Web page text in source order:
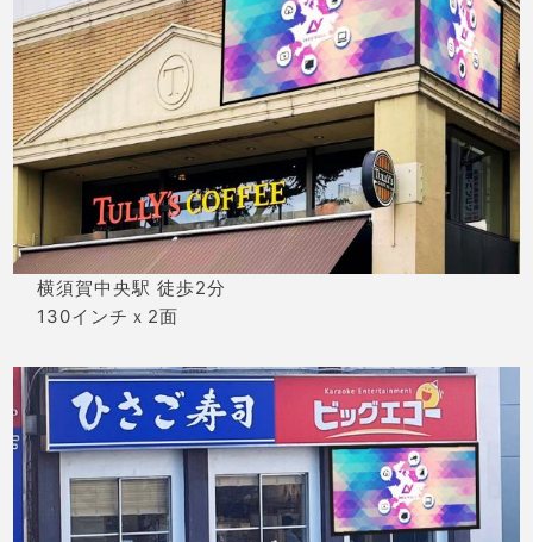
横須賀中央駅 徒歩2分
130インチｘ2面